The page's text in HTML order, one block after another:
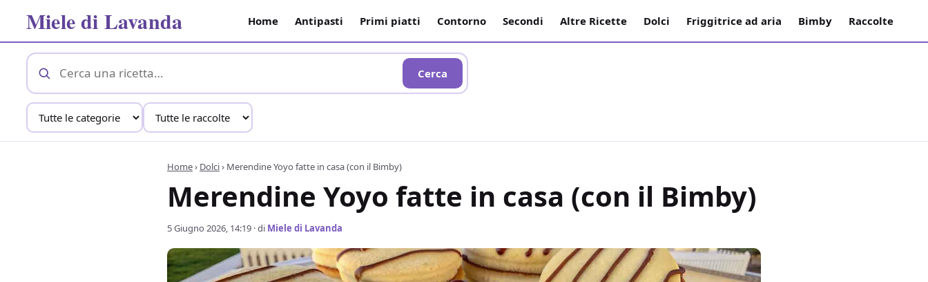
Miele di Lavanda Home Antipasti Primi piatti Contorno Secondi Altre Ricette Dolci Friggitrice ad aria Bimby Raccolte
Cerca
Home› Dolci› Merendine Yoyo fatte in casa (con il Bimby)
Merendine Yoyo fatte in casa (con il Bimby)
5 Giugno 2026, 14:19 · di Miele di Lavanda